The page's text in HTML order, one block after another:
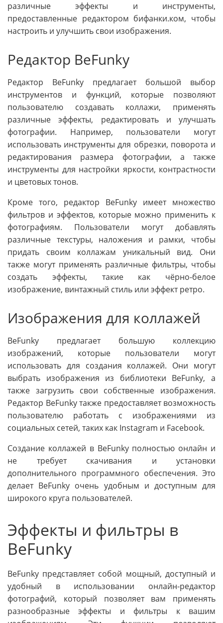
различные эффекты и инструменты,
предоставленные редактором бифанки.ком, чтобы
настроить и улучшить свои изображения.
Редактор BeFunky
Редактор BeFunky предлагает большой выбор
инструментов и функций, которые позволяют
пользователю создавать коллажи, применять
различные эффекты, редактировать и улучшать
фотографии. Например, пользователи могут
использовать инструменты для обрезки, поворота и
редактирования размера фотографии, а также
инструменты для настройки яркости, контрастности
и цветовых тонов.
Кроме того, редактор BeFunky имеет множество
фильтров и эффектов, которые можно применить к
фотографиям. Пользователи могут добавлять
различные текстуры, наложения и рамки, чтобы
придать своим коллажам уникальный вид. Они
также могут применять различные фильтры, чтобы
создать эффекты, такие как чёрно-белое
изображение, винтажный стиль или эффект ретро.
Изображения для коллажей
BeFunky предлагает большую коллекцию
изображений, которые пользователи могут
использовать для создания коллажей. Они могут
выбрать изображения из библиотеки BeFunky, а
также загрузить свои собственные изображения.
Редактор BeFunky также предоставляет возможность
пользователю работать с изображениями из
социальных сетей, таких как Instagram и Facebook.
Создание коллажей в BeFunky полностью онлайн и
не требует скачивания и установки
дополнительного программного обеспечения. Это
делает BeFunky очень удобным и доступным для
широкого круга пользователей.
Эффекты и фильтры в
BeFunky
BeFunky представляет собой мощный, доступный и
удобный в использовании онлайн-редактор
фотографий, который позволяет вам применять
разнообразные эффекты и фильтры к вашим